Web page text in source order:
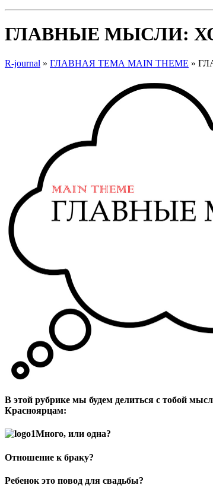
ГЛАВНЫЕ МЫСЛИ:
R-journal » ГЛАВНАЯ ТЕМА MAIN THEME »
В этой рубрике мы будем делиться с тобой
Красноярцам:
Много, или одна?
Отношение к браку?
Ребенок это повод для свадьбы?